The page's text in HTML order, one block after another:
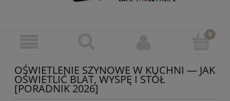
OŚWIETLENIE SZYNOWE W KUCHNI — JAK
OŚWIETLIĆ BLAT, WYSPĘ I STÓŁ
[PORADNIK 2026]